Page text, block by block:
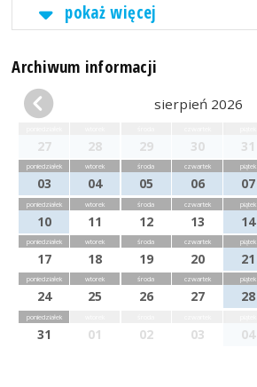
pokaż więcej
Archiwum informacji
sierpień 2026
27 28 29 30 31
poniedziałek
03
wtorek
04
środa
05
czwartek
06
piątek
07
poniedziałek
10
wtorek
11
środa
12
czwartek
13
piątek
14
poniedziałek
17
wtorek
18
środa
19
czwartek
20
piątek
21
poniedziałek
24
wtorek
25
środa
26
czwartek
27
piątek
28
poniedziałek
31 01 02 03 04